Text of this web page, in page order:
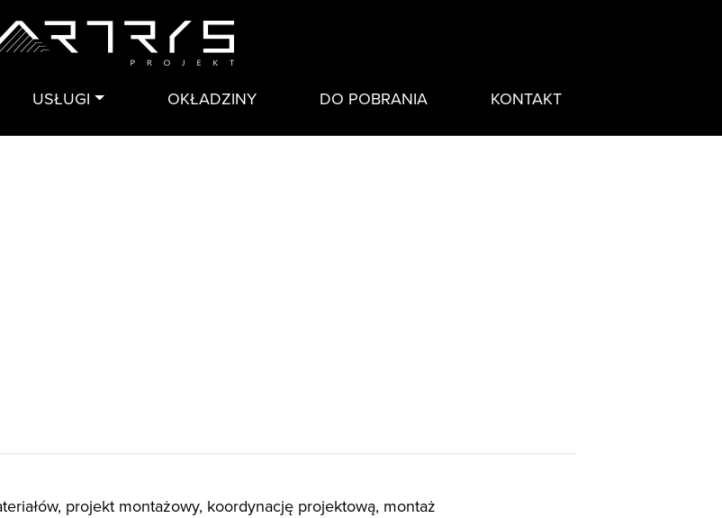
USŁUGI OKŁADZINY DO POBRANIA KONTAKT
projekt montażowy, koordynację projektową, montaż